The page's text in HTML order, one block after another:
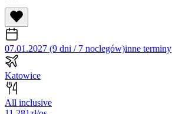
07.01.2027 (9 dni / 7 noclegów)inne terminy
Katowice
All inclusive